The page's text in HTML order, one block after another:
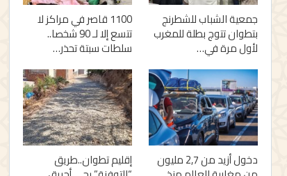
جمعية الشباب للشطرنج
بتطوان تتوج بطلة للمغرب
لأول مرة في…
1100 قاصر في مراكز لا
تتسع إلا لـ 90 شخصا..
سلطات سبتة تحذر…
دخول أزيد من 2,7 مليون إقليم تطوان..طريق